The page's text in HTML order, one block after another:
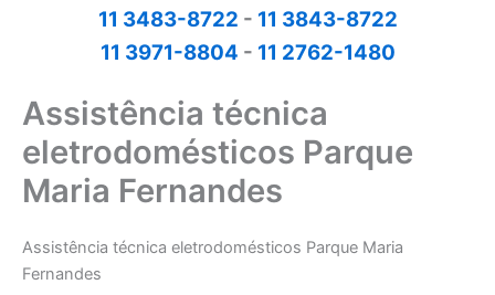
11 3483-8722 - 11 3843-8722
11 3971-8804 - 11 2762-1480
Assistência técnica
eletrodomésticos Parque
Maria Fernandes
Assistência técnica eletrodomésticos Parque Maria
Fernandes